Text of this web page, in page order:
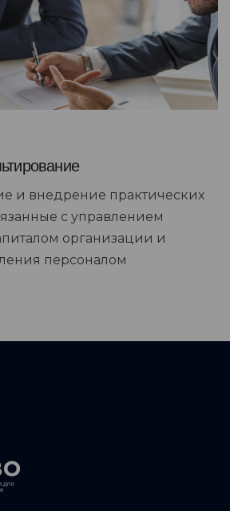
и внедрение практических
с управлением
организации и
персоналом